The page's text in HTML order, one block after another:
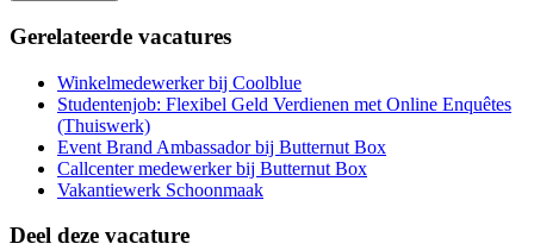
Gerelateerde vacatures
Winkelmedewerker bij Coolblue
Studentenjob: Flexibel Geld Verdienen met Online Enquêtes
(Thuiswerk)
Event Brand Ambassador bij Butternut Box
Callcenter medewerker bij Butternut Box
Vakantiewerk Schoonmaak
Deel deze vacature